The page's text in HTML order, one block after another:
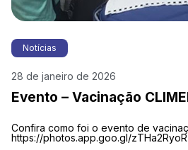
Notícias
28 de janeiro de 2026
Evento – Vacinação
Confira como foi o evento de
https://photos.app.goo.gl/